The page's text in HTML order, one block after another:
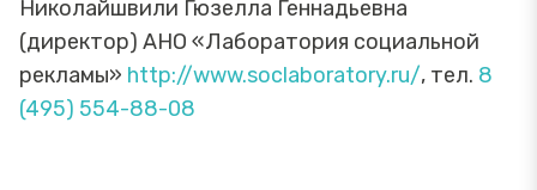
Николайшвили Гюзелла Геннадьевна
(директор) АНО «Лаборатория социальной
рекламы» http://www.soclaboratory.ru/, тел. 8
(495) 554-88-08